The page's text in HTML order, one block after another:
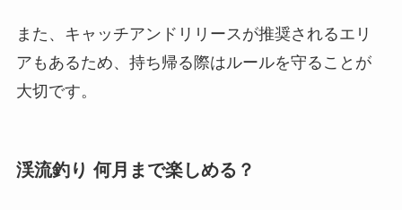
また、キャッチアンドリリースが推奨されるエリ
アもあるため、持ち帰る際はルールを守ることが
大切です。
渓流釣り 何月まで楽しめる？